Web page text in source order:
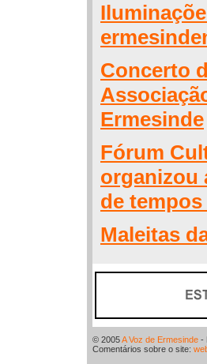
Concerto
Ermesinde
Fórum
organizou
de
Maleitas
© 2005A Voz de Ermesinde -
Comentários sobre o site: